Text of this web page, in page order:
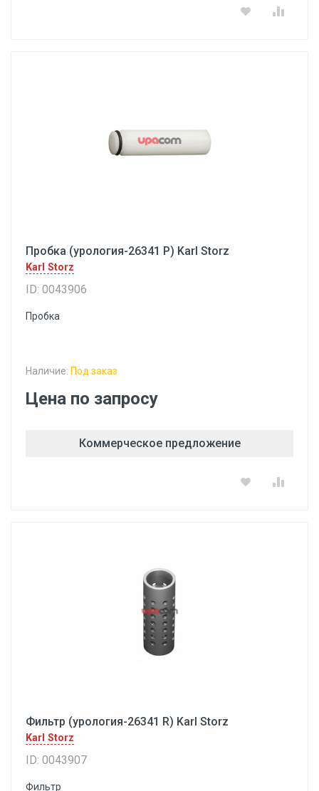
Пробка (урология-26341 Р) Karl Storz
Karl Storz
ID: 0043906
Пробка
Наличие: Под заказ
Цена по запросу
Коммерческое предложение
Фильтр (урология-26341 R) Karl Storz
Karl Storz
ID: 0043907
Фильтр